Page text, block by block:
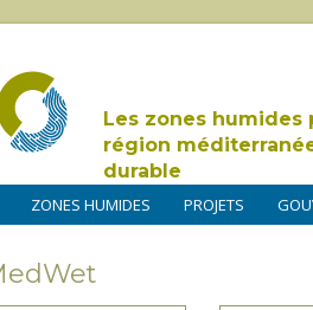
Les zones humides
région
durable
ZONES HUMIDES PROJETS